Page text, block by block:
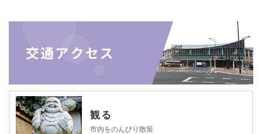
観る
市内をのんびり散策